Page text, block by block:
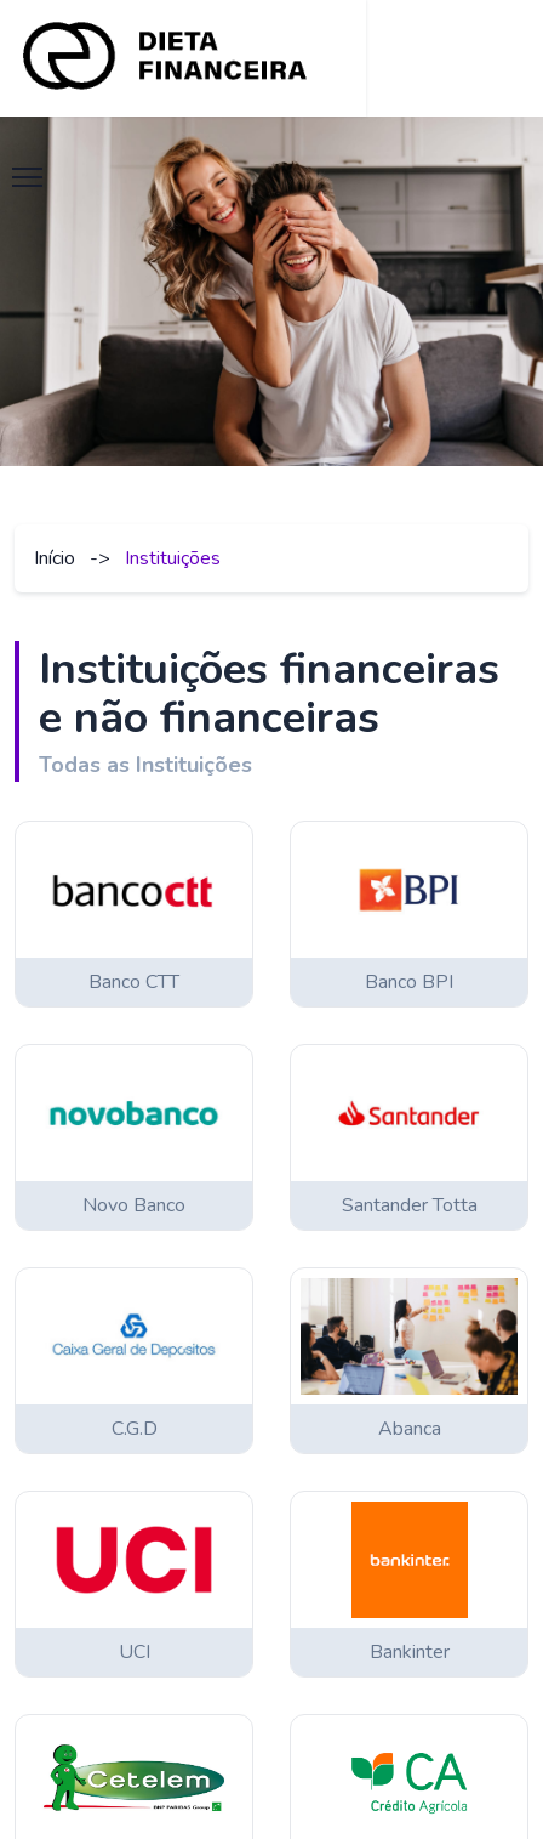
Início -> Instituições
Instituições financeiras
e não financeiras
Todas as Instituições
Banco CTT Banco BPI
Novo Banco Santander Totta
C.G.D Abanca
UCI Bankinter